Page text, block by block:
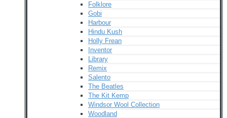
Folklore
Gobi
Harbour
Hindu Kush
Holly Frean
Inventor
Library
Remix
Salento
The Beatles
The Kit Kemp
Windsor Wool Collection
Woodland